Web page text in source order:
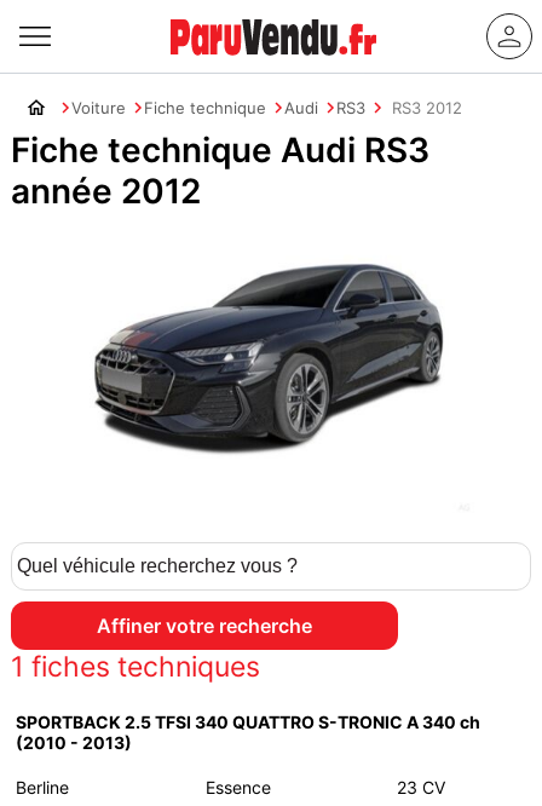
Voiture Fiche technique Audi RS3 RS3 2012
Fiche technique Audi RS3
année 2012
1 fiches techniques
SPORTBACK 2.5 TFSI 340 QUATTRO S-TRONIC A 340 ch
(2010 - 2013)
Berline Essence 23 CV